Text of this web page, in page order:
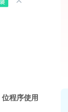
程序使用